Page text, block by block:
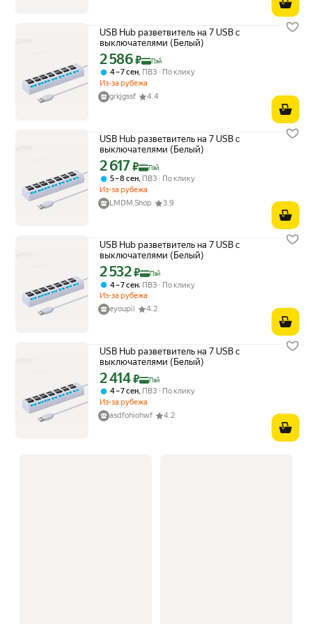
USB Hub разветвитель на 7 USB с
выключателями (Белый)
Цена с картой Яндекс Пэй 2586 ₽ вместо
2 586₽ Пэй
4 – 7 сен, ПВЗ
По клику
Из-за рубежа
grkjgssf
4.4
USB Hub разветвитель на 7 USB с
выключателями (Белый)
Цена с картой Яндекс Пэй 2617 ₽ вместо
2 617₽ Пэй
5 – 8 сен ПВЗ
По клику
Из-за рубежа
LMDM Shop
3.9
USB Hub разветвитель на 7 USB с
выключателями (Белый)
Цена с картой Яндекс Пэй 2532 ₽ вместо
2 532₽ Пэй
4 – 7 сен, ПВЗ
По клику
Из-за рубежа
eyoupil
4.2
USB Hub разветвитель на 7 USB с
выключателями (Белый)
Цена с картой Яндекс Пэй 2414 ₽ вместо
2 414₽ Пэй
4 – 7 сен, ПВЗ
По клику
Из-за рубежа
asdfohiohwf
4.2